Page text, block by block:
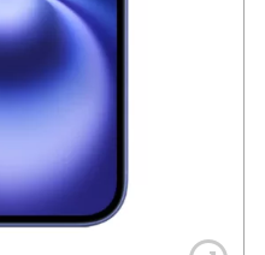
+7 812
(c 10:00 до 21:00, без